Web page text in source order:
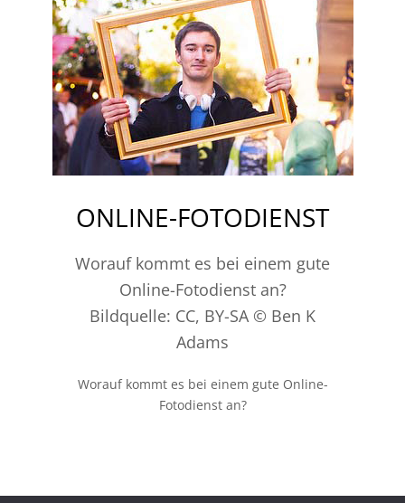
ONLINE-FOTODIENST
Worauf kommt es bei einem gute
Online-Fotodienst an?
Bildquelle: CC, BY-SA © Ben K
Adams
Worauf kommt es bei einem gute Online-
Fotodienst an?